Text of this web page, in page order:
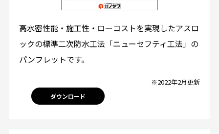
高水密性能・施工性・ローコストを実現したアスロ
ックの標準二次防水工法「ニューセフティ工法」の
パンフレットです。
※2022年2月更新
ダウンロード